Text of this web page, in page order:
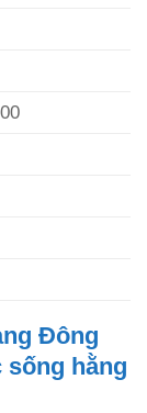
Đông
sống hằng